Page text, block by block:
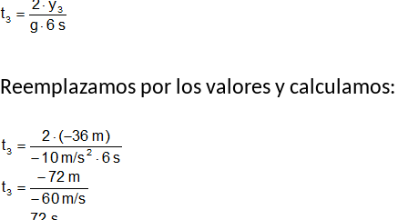
Reemplazamos por los valores y calculamos: